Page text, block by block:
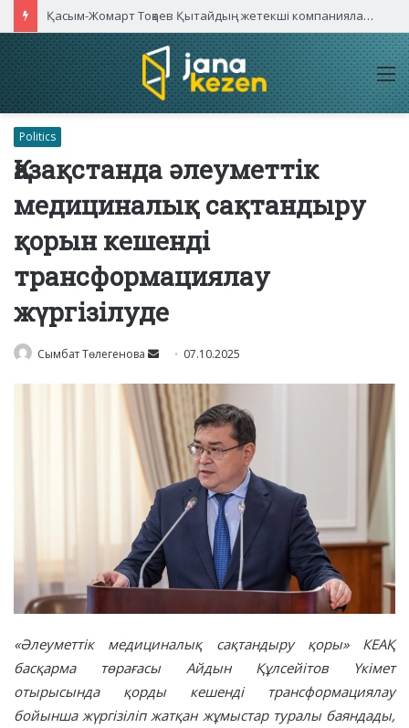
Қасым-Жомарт Тоқаев Қытайдың жетекші компаниялары басшыларымен кездесті
Politics
Қазақстанда әлеуметтік
медициналық сақтандыру
қорын кешенді
трансформациялау
жүргізілуде
Сымбат Төлегенова
Send
email
07.10.2025
«Әлеуметтік медициналық сақтандыру қоры» КЕАҚ
басқарма төрағасы Айдын Құлсейітов Үкімет
отырысында қорды кешенді трансформациялау
бойынша жүргізіліп жатқан жұмыстар туралы баяндады,